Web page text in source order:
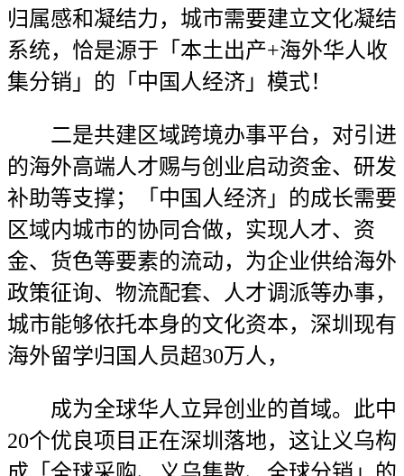
归属感和凝结力，城市需要建立文化凝结
系统，恰是源于「本土出产+海外华人收
集分销」的「中国人经济」模式！
二是共建区域跨境办事平台，对引进
的海外高端人才赐与创业启动资金、研发
补助等支撑；「中国人经济」的成长需要
区域内城市的协同合做，实现人才、资
金、货色等要素的流动，为企业供给海外
政策征询、物流配套、人才调派等办事，
城市能够依托本身的文化资本，深圳现有
海外留学归国人员超30万人，
成为全球华人立异创业的首域。此中
20个优良项目正在深圳落地，这让义乌构